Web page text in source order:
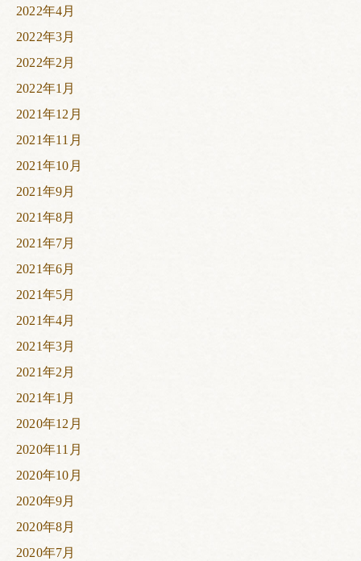
2022年4月
2022年3月
2022年2月
2022年1月
2021年12月
2021年11月
2021年10月
2021年9月
2021年8月
2021年7月
2021年6月
2021年5月
2021年4月
2021年3月
2021年2月
2021年1月
2020年12月
2020年11月
2020年10月
2020年9月
2020年8月
2020年7月